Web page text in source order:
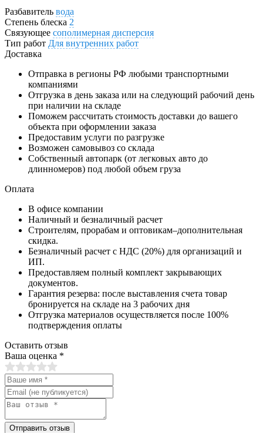
Разбавитель вода
Степень блеска 2
Связующее cополимерная дисперсия
Тип работ Для внутренних работ
Доставка
Отправка в регионы РФ любыми транспортными
компаниями
Отгрузка в день заказа или на следующий рабочий день
при наличии на складе
Поможем рассчитать стоимость доставки до вашего
объекта при оформлении заказа
Предоставим услуги по разгрузке
Возможен самовывоз со склада
Собственный автопарк (от легковых авто до
длинномеров) под любой объем груза
Оплата
В офисе компании
Наличный и безналичный расчет
Строителям, прорабам и оптовикам–дополнительная
скидка.
Безналичный расчет с НДС (20%) для организаций и
ИП.
Предоставляем полный комплект закрывающих
документов.
Гарантия резерва: после выставления счета товар
бронируется на складе на 3 рабочих дня
Отгрузка материалов осуществляется после 100%
подтверждения оплаты
Оставить отзыв
Ваша оценка *
Отправить отзыв